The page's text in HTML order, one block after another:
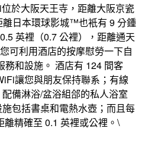
於大阪天王寺，距離大阪京瓷
離日本環球影城™也衹有 9 分鍾
英裡（0.7 公裡），距離通天
可利用酒店的按摩慰勞一下自
務和設施。 酒店有 124 間客
讓您與朋友保持聯系；有線
備淋浴/盆浴組郃的私人浴室
包括書桌和電熱水壺；而且每
精確至 0.1 英裡或公裡。\
關閉